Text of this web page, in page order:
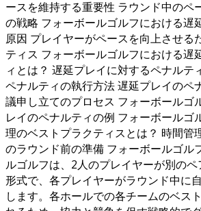
ースを維持する重要性 ラウンド中のペ
の戦略 フォーボールゴルフにおける遅
原因 プレイヤーがペースを向上させる
ティス フォーボールゴルフにおける遅
ィとは？ 遅延プレイに対するペナルテ
ペナルティの執行方法 遅延プレイのペ
議申し立てのプロセス フォーボールゴ
レイのペナルティの例 フォーボールゴ
理のベストプラクティスとは？ 時間管
のラウンド前の準備 フォーボールゴル
ルゴルフは、2人のプレイヤーが別の
形式で、各プレイヤーがラウンド中に
します。各ホールでの各チームのベス